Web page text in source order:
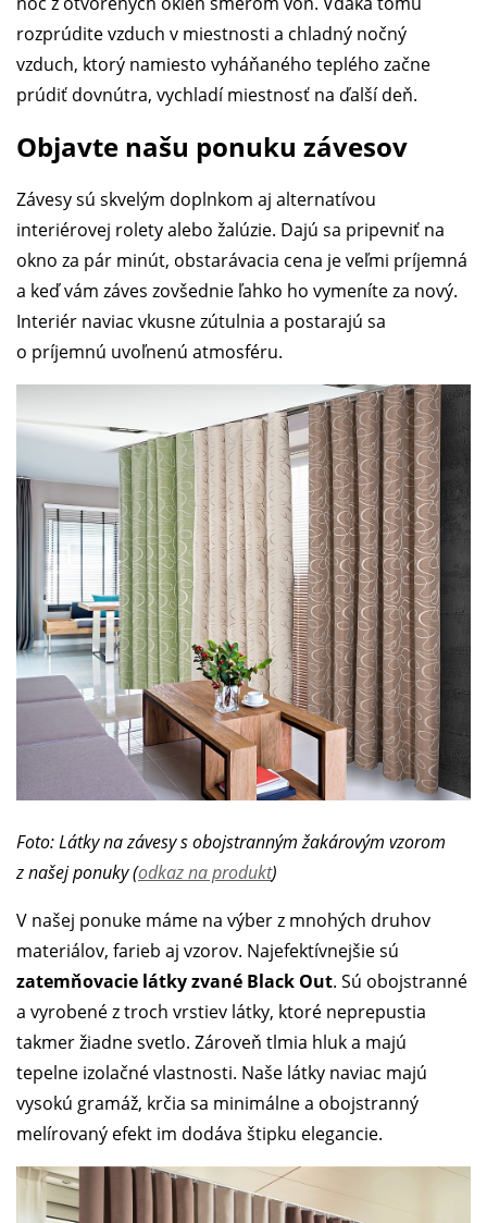
rozprúdite vzduch v miestnosti a chladný nočný
vzduch, ktorý namiesto vyháňaného teplého začne
prúdiť dovnútra, vychladí miestnosť na ďalší deň.
Objavte našu ponuku závesov
Závesy sú skvelým doplnkom aj alternatívou
interiérovej rolety alebo žalúzie. Dajú sa pripevniť na
okno za pár minút, obstarávacia cena je veľmi príjemná
a keď vám záves zovšednie ľahko ho vymeníte za nový.
Interiér naviac vkusne zútulnia a postarajú sa
o príjemnú uvoľnenú atmosféru.
Foto: Látky na závesy s obojstranným žakárovým vzorom
z našej ponuky (odkaz na produkt)
V našej ponuke máme na výber z mnohých druhov
materiálov, farieb aj vzorov. Najefektívnejšie sú
zatemňovacie látky zvané Black Out. Sú obojstranné
a vyrobené z troch vrstiev látky, ktoré neprepustia
takmer žiadne svetlo. Zároveň tlmia hluk a majú
tepelne izolačné vlastnosti. Naše látky naviac majú
vysokú gramáž, krčia sa minimálne a obojstranný
melírovaný efekt im dodáva štipku elegancie.